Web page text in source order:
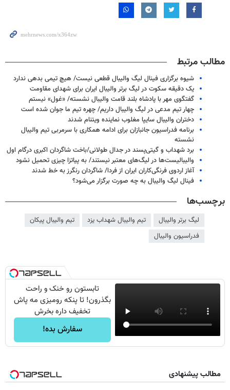
مطالب مرتبط
شیوه برگزاری فینال لیگ والیبال قطعی نیست/ هیچ تیمی بدهی ندارد
یک دقیقه سکوت در لیگ برتر والیبال ایران برای شهدای مقاومت
گفتگوی مهر با پادشاه بلند قامت والیبال نشسته/ «غول» نیستم
چهار تیم مدعی در لیگ والیبال داریم/ چهره تیم ما جوان شده است
دختران والیبال سایپا مغلوب نماینده ویتنام شدند
برنامه فدراسیون جانبازان برای ادامه همکاری با سرمربی تیم والیبال
نشسته
برد شهداب و گیتی‌پسند در جدال طولانی/باخت شاگردان اکبری درگام اول
والیبالیست‌ها در لیگ‌های معتبر نیستند/ به پیاتزا چیزی تحمیل نشود
آغاز اردوی فرنگی‌کاران ایران از فردا/ شاگردان رنگرز به خط شدند
فینال لیگ والیبال به چه صورت برگزار می‌شود؟
برچسب‌ها
لیگ برتر والیبال تیم والیبال شهداب یزد
تیم والیبال پیکان
فدراسیون والیبال
تابستون رو خنک و راحت
بگذرون! تا پنکه رومیزی مه پاش
تخفیف داره بخرش
سفارش بده!
مطالب پیشنهادی